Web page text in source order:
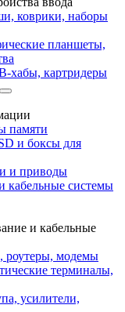
коврики, наборы
планшеты,
хабы, картридеры
памяти
и боксы для
и приводы
кабельные системы
и кабельные
роутеры, модемы
терминалы,
усилители,